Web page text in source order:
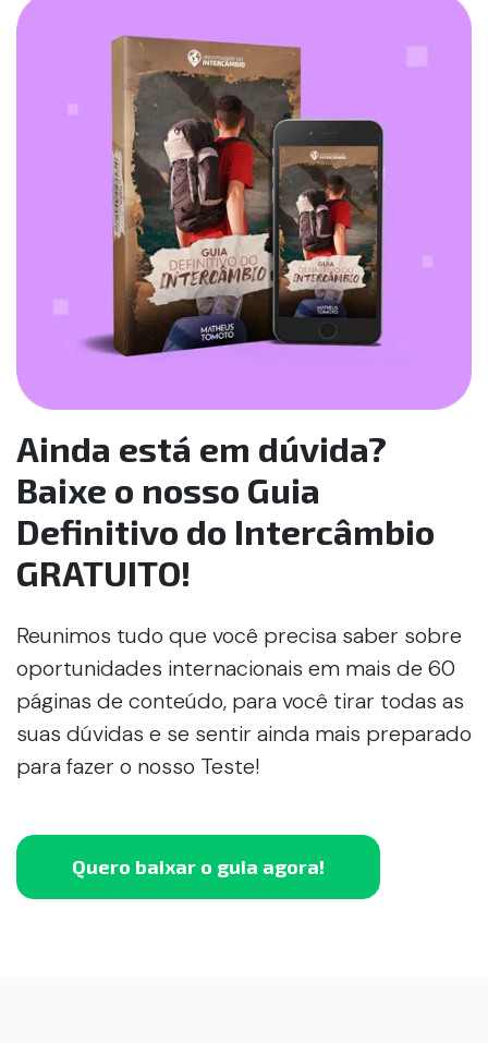
Ainda está em dúvida?
Baixe o nosso Guia
Definitivo do Intercâmbio
GRATUITO!
Reunimos tudo que você precisa saber sobre
oportunidades internacionais em mais de 60
páginas de conteúdo, para você tirar todas as
suas dúvidas e se sentir ainda mais preparado
para fazer o nosso Teste!
Quero baixar o guia agora!